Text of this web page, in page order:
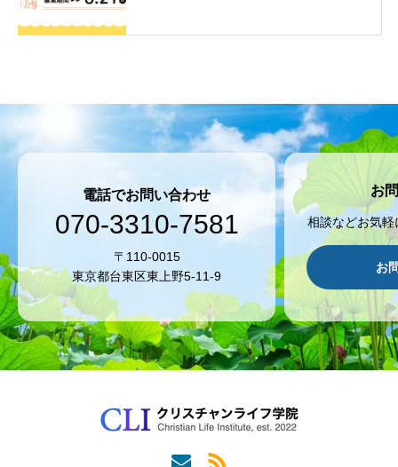
電話でお問い合わせ
070-3310-7581
〒110-0015
東京都台東区東上野5-11-9
お
相談などお気
お